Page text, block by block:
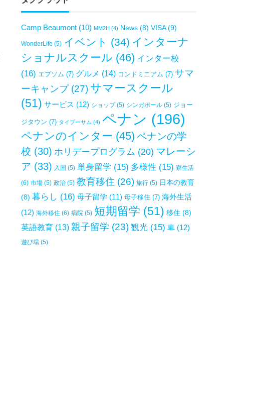
Camp Beaumont (10) MM2H (4) News (8) VISA(9)
WonderLife (5) イベント (34) インターナ
ショナルスクール (46) インター校
(16) エプソム (7) グルメ (14) コンドミニアム (7) サマ
ーキャンプ(27) サマースクール
(51) サービス (12) ショップ(5) シンガポール (5) ジョー
ジタウン (7) タイプーサム (4) ペナン (196)
ペナンのインター (45) ペナンの学
校 (30) ホリデープログラム (20) マレーシ
ア (33) 入国 (5) 単身留学 (15) 多様性 (15) 寮生活
(6) 市場 (5) 政治 (5) 教育移住 (26) 旅行 (5) 日本の教育
(8) 暮らし (16) 母子留学 (11) 母子移住 (7) 海外生活
(12) 海外移住 (6) 病院 (5) 短期留学 (51) 移住 (8)
英語教育 (13) 親子留学 (23) 観光 (15) 車 (12)
遊び場 (5)